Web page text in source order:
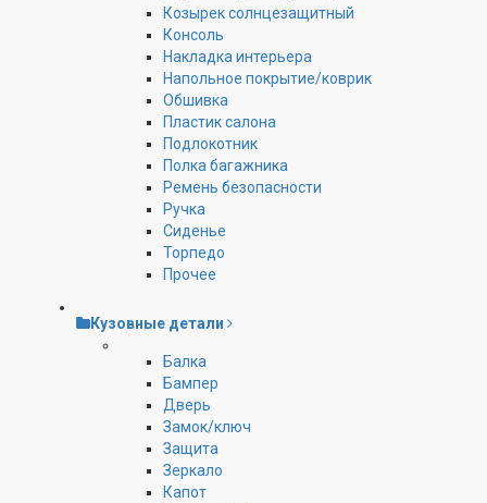
Козырек солнцезащитный
Консоль
Накладка интерьера
Напольное покрытие/коврик
Обшивка
Пластик салона
Подлокотник
Полка багажника
Ремень безопасности
Ручка
Сиденье
Торпедо
Прочее
Кузовные детали
Балка
Бампер
Дверь
Замок/ключ
Защита
Зеркало
Капот